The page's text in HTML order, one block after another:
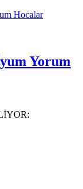
Hocalar